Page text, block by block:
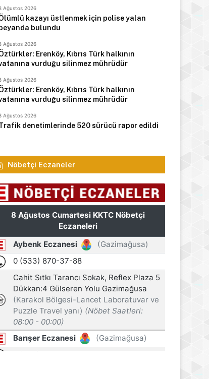
Ağustos 2026
kazayı üstlenmek için polise yalan
beyanda bulundu
Ağustos 2026
Erenköy, Kıbrıs Türk halkının
vurduğu silinmez mührüdür
Ağustos 2026
Erenköy, Kıbrıs Türk halkının
vurduğu silinmez mührüdür
Ağustos 2026
denetimlerinde 520 sürücü rapor edildi
Nöbetçi Eczaneler